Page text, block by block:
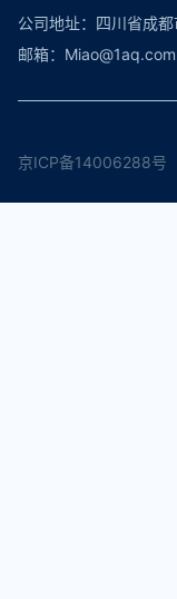
公司地址：四川省成
邮箱：Miao@1aq.com
京ICP备14006288号